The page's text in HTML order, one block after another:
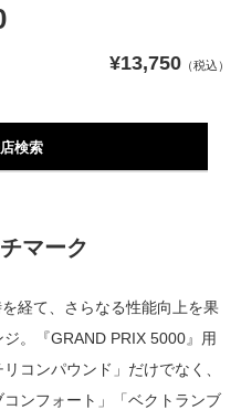
¥13,750 （税込）
検索
マーク
経て、さらなる性能向上を果
。『GRAND PRIX 5000』用
コンパウンド」だけでなく、
コンフォート」「ベクトランブ